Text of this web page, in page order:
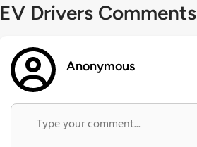
EV Drivers Comments
Anonymous